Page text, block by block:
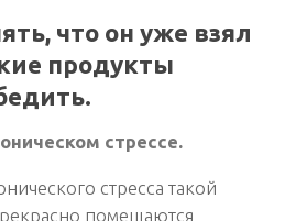
что он уже взял
продукты
стрессе.
стресса такой
помещаются